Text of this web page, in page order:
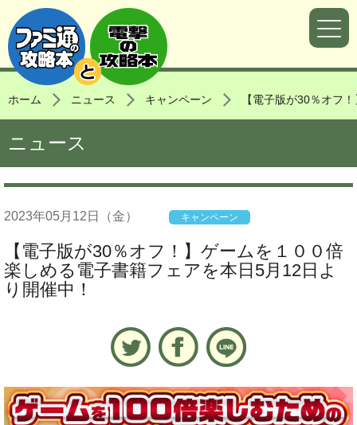
ホーム ニュース キャンペーン 【電子版が30％オフ
ニュース
2023年05月12日 （金） キャンペーン
【電子版が30％オフ！】ゲームを１００倍
楽しめる電子書籍フェアを本日5月12日よ
り開催中！